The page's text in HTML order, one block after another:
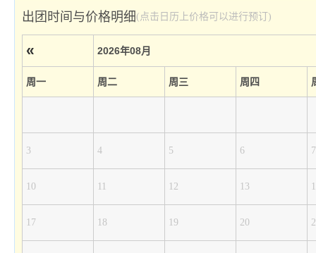
出团时间与价格明细(点击日历上价格可以进行预订)
« 2026年08月
周一 周二 周三 周四
3 4 5 6 7
10 11 12 13
17 18 19 20